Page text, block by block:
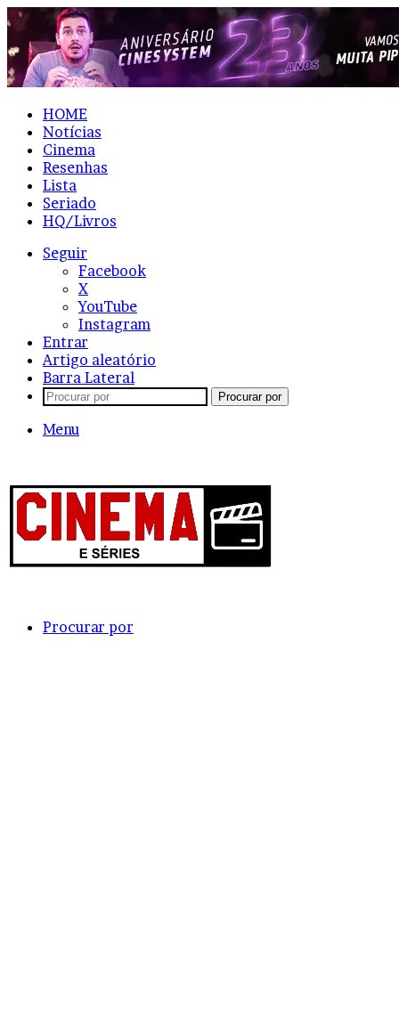
HOME
Notícias
Cinema
Resenhas
Lista
Seriado
HQ/Livros
Seguir
Facebook
X
YouTube
Instagram
Entrar
Artigo aleatório
Barra Lateral
Procurar por
Menu
Procurar por